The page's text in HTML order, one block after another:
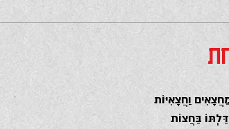
וַחֲצָאִיּוֹת
בַּחֲצוֹת